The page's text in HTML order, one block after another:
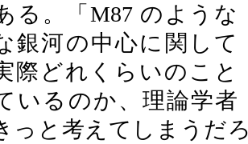
る。「M87 のような
銀河の中心に関して
際どれくらいのこと
いるのか、理論学者
っと考えてしまうだ